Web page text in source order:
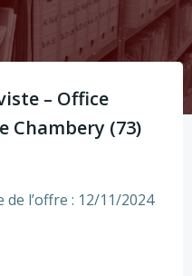
– Office
Chambery (73)
de l’offre : 12/11/2024